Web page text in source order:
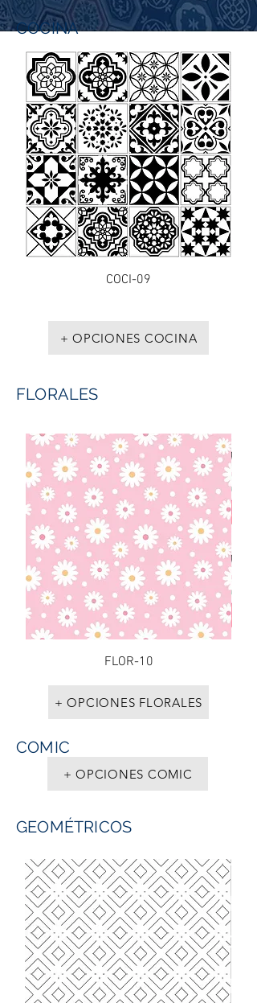
COCINA
COCI-09
+ OPCIONES COCINA
FLORALES
FLOR-10
+ OPCIONES FLORALES
COMIC
+ OPCIONES COMIC
GEOMÉTRICOS